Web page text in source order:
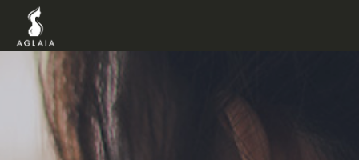
POINT
VOICE